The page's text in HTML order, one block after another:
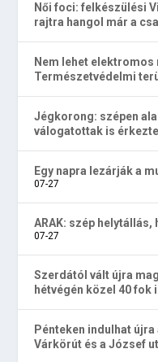
Női foci: felkészülési
rajtra hangol már a
Nem lehet
Természetvédelmi
Jégkorong: szépen
válogatottak is
Egy napra lezárják a
07-27
ARAK: szép
07-27
Szerdától vált újra
hétvégén közel 40 fok
Pénteken indulhat
Várkörút és a József